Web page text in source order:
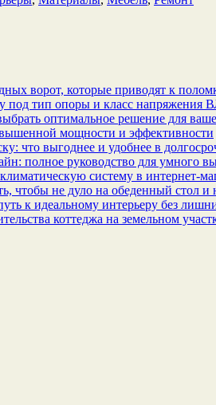
ворот, которые приводят к
тип опоры и класс напряжения
оптимальное решение для
мощности и эффективности
что выгоднее и удобнее в
полное руководство для умного
систему в
чтобы не дуло на обеденный стол и
к идеальному интерьеру без
коттеджа на земельном